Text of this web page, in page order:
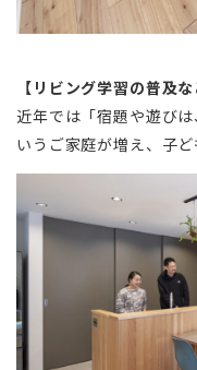
【リビング学習の普及
近年では「宿題や遊び
いうご家庭が増え、子ど